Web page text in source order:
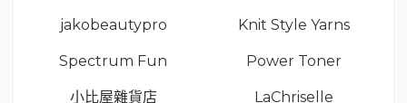
jakobeautypro Knit Style Yarns
Spectrum Fun Power Toner
小比屋雜貨店 LaChriselle